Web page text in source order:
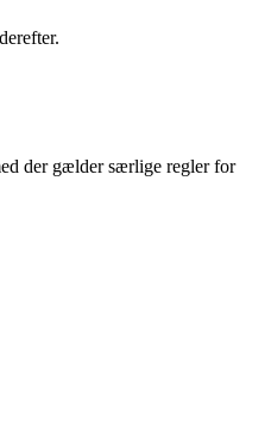
der gælder særlige regler for